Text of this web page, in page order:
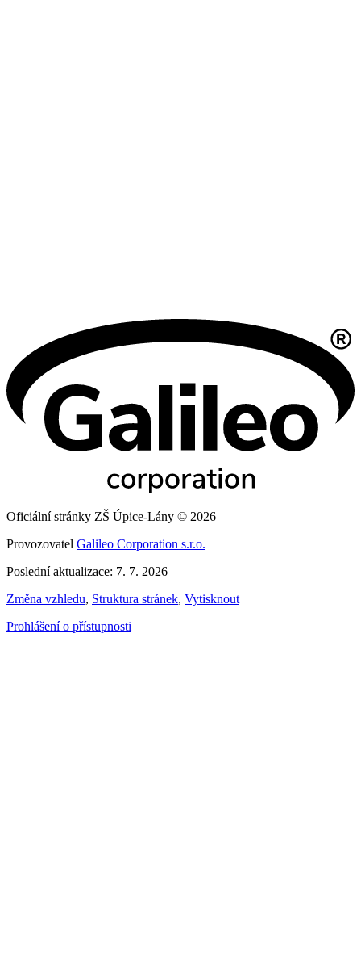
Oficiální stránky ZŠ Úpice-Lány © 2026
Provozovatel Galileo Corporation s.r.o.
Poslední aktualizace: 7. 7. 2026
Změna vzhledu, Struktura stránek, Vytisknout
Prohlášení o přístupnosti